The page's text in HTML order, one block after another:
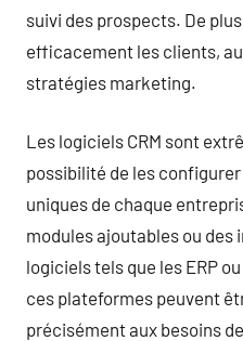
suivi des prospects. De
efficacement les clients,
stratégies marketing.
Les logiciels CRM sont
possibilité de les
uniques de chaque
modules ajoutables ou des
logiciels tels que les ERP
ces plateformes peuvent
précisément aux besoins